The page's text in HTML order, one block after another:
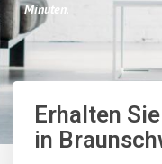
Minuten.
Erhalten
in